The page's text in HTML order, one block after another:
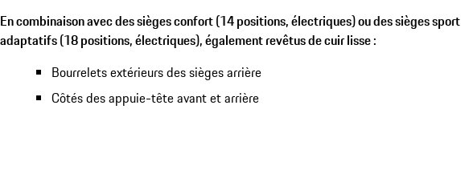
En combinaison avec des sièges confort (14 positions, électriques) ou des sièges sport
adaptatifs (18 positions, électriques), également revêtus de cuir lisse :
Bourrelets extérieurs des sièges arrière
Côtés des appuie-tête avant et arrière